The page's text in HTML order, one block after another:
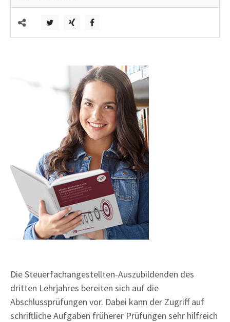
Die Steuerfachangestellten-Auszubildenden des
dritten Lehrjahres bereiten sich auf die
Abschlussprüfungen vor. Dabei kann der Zugriff auf
schriftliche Aufgaben früherer Prüfungen sehr hilfreich